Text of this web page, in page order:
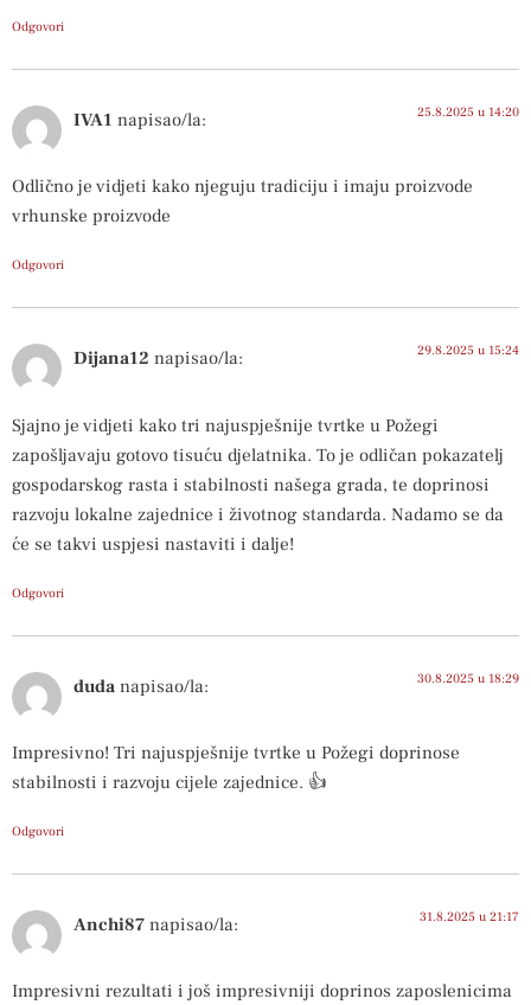
Odgovori
IVA1 napisao/la: 25.8.2025 u 14:20
Odlično je vidjeti kako njeguju tradiciju i imaju proizvode
vrhunske proizvode
Odgovori
Dijana12 napisao/la: 29.8.2025 u 15:24
Sjajno je vidjeti kako tri najuspješnije tvrtke u Požegi
zapošljavaju gotovo tisuću djelatnika. To je odličan pokazatelj
gospodarskog rasta i stabilnosti našega grada, te doprinosi
razvoju lokalne zajednice i životnog standarda. Nadamo se da
će se takvi uspjesi nastaviti i dalje!
Odgovori
duda napisao/la: 30.8.2025 u 18:29
Impresivno! Tri najuspješnije tvrtke u Požegi doprinose
stabilnosti i razvoju cijele zajednice. 👍
Odgovori
Anchi87 napisao/la: 31.8.2025 u 21:17
Impresivni rezultati i još impresivniji doprinos zaposlenicima